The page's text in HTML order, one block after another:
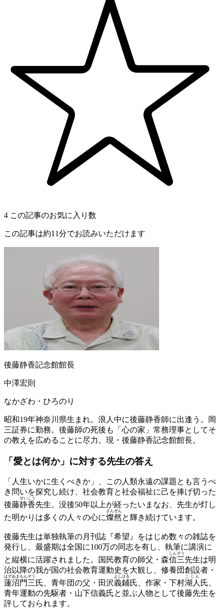
4 この記事のお気に入り数
この記事は約11分でお読みいただけます
後藤静香記念館館長
中澤宏則
なかざわ・ひろのり
昭和19年神奈川県生まれ。浪人中に後藤静香師に出逢う。岡
三証券に勤務。後藤師の死後も「心の家」常務理事としてそ
の教えを広めることに尽力。現・後藤静香記念館館長。
「愛とは何か」に対する先生の答え
「人生いかに生くべきか」、この人類永遠の課題とも言うべ
き問いを探究し続け、社会教育と社会福祉に己を捧げ切った
後藤静香
せいこう
先生。没後50年以上が経ったいまなお、先生が灯し
た明かりは多くの人々の心に燦然
さんぜん
と輝き続けています。
後藤先生は単独執筆の月刊誌『希望』をはじめ数々の雑誌を
発行し、最盛期は全国に100万の同志を有し、執筆に講演に
と縦横に活躍されました。国民教育の師父・森信三
しんぞう
先生は明
治以降の我が国の社会教育運動史を大観し、修養団創設者・
蓮沼門三
はずぬまもんぞう
氏、青年団の父・田沢義鋪
よしはる
氏、作家・下村湖人
こじん
氏、
青年運動の先駆者・山下信義氏と並ぶ人物として後藤先生を
評しておられます。